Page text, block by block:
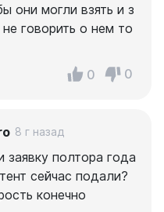
они могли взять и з
говорить о нем то
0 0
8 г назад
заявку полтора года
сейчас подали?
конечно